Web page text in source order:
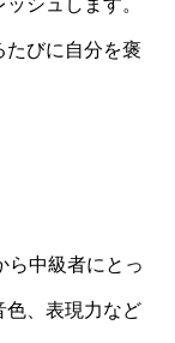
シュします。
たびに自分を褒
ら中級者にとっ
色、表現力など